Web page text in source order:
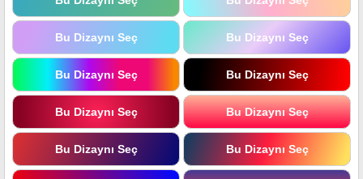
Bu Dizaynı Seç Bu Dizaynı Seç
Bu Dizaynı Seç Bu Dizaynı Seç
Bu Dizaynı Seç Bu Dizaynı Seç
Bu Dizaynı Seç Bu Dizaynı Seç